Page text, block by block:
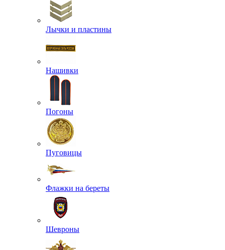
Лычки и пластины
Нашивки
Погоны
Пуговицы
Флажки на береты
Шевроны